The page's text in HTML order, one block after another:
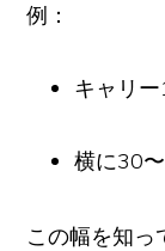
例：
キャリ
横に30
この幅を知っ